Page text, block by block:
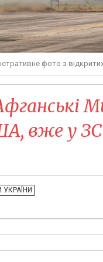
фото з
вже у
УКРАЇНИ